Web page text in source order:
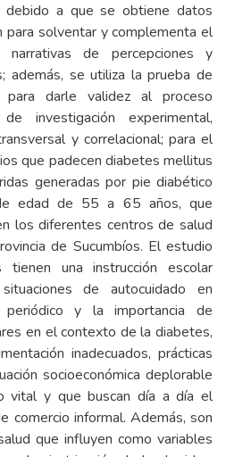
a que se obtiene datos
para solventar y complementa el
de percepciones y
además, se utiliza la prueba de
darle validez al proceso
investigación experimental,
y correlacional; para el
que padecen diabetes mellitus
generadas por pie diabético
edad de 55 a 65 años, que
los diferentes centros de salud
de Sucumbíos. El estudio
una instrucción escolar
de autocuidado en
periódico y la importancia de
en el contexto de la diabetes,
inadecuados, prácticas
socioeconómica deplorable
vital y que buscan día a día el
comercio informal. Además, son
que influyen como variables